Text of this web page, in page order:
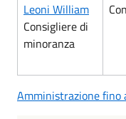
Leoni William
Consigliere di
minoranza
Amministrazione